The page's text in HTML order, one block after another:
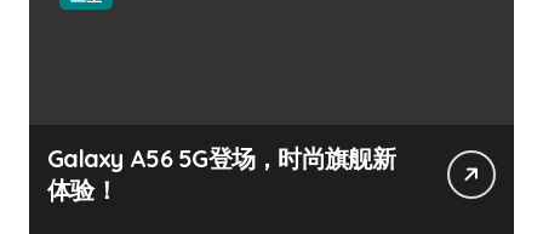
Galaxy A56 5G登场，时尚旗舰新
体验！